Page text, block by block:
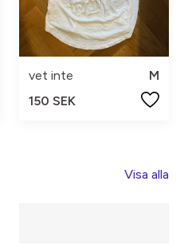
vet inte
M
150 SEK
Visa alla